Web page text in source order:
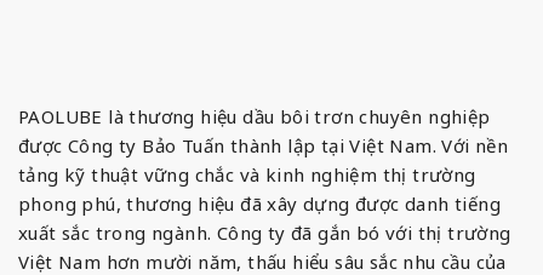
PAOLUBE là thương hiệu dầu bôi trơn chuyên nghiệp
được Công ty Bảo Tuấn thành lập tại Việt Nam. Với nền
tảng kỹ thuật vững chắc và kinh nghiệm thị trường
phong phú, thương hiệu đã xây dựng được danh tiếng
xuất sắc trong ngành. Công ty đã gắn bó với thị trường
Việt Nam hơn mười năm, thấu hiểu sâu sắc nhu cầu của